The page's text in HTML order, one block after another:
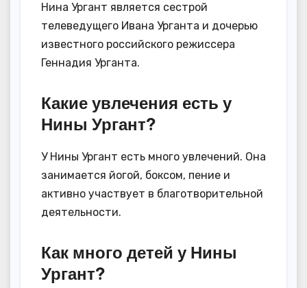
Нина Ургант является сестрой
телеведущего Ивана Урганта и дочерью
известного российского режиссера
Геннадия Урганта.
Какие увлечения есть у
Нины Ургант?
У Нины Ургант есть много увлечений. Она
занимается йогой, боксом, пение и
активно участвует в благотворительной
деятельности.
Как много детей у Нины
Ургант?